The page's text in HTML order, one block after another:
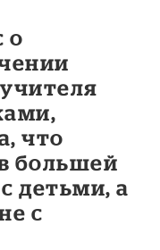
о
что
большей
детьми, а
с